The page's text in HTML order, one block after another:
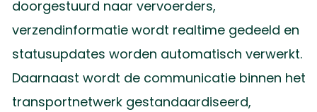
doorgestuurd naar vervoerders,
verzendinformatie wordt realtime gedeeld en
statusupdates worden automatisch verwerkt.
Daarnaast wordt de communicatie binnen het
transportnetwerk gestandaardiseerd,